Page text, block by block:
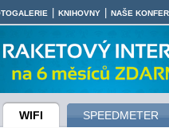
WIFI SPEEDMETER
KNIHOVNY NAŠE